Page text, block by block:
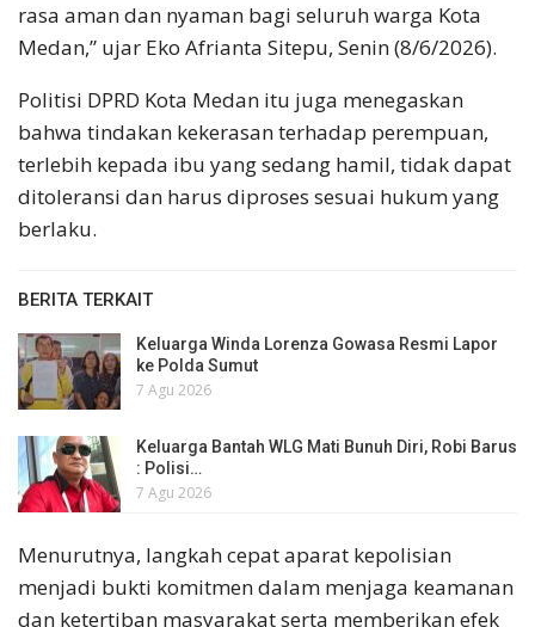
rasa aman dan nyaman bagi seluruh warga Kota
Medan,” ujar Eko Afrianta Sitepu, Senin (8/6/2026).
Politisi DPRD Kota Medan itu juga menegaskan
bahwa tindakan kekerasan terhadap perempuan,
terlebih kepada ibu yang sedang hamil, tidak dapat
ditoleransi dan harus diproses sesuai hukum yang
berlaku.
BERITA TERKAIT
Keluarga Winda Lorenza Gowasa Resmi Lapor
ke Polda Sumut
7 Agu 2026
Keluarga Bantah WLG Mati Bunuh Diri, Robi Barus
: Polisi…
7 Agu 2026
Menurutnya, langkah cepat aparat kepolisian
menjadi bukti komitmen dalam menjaga keamanan
dan ketertiban masyarakat serta memberikan efek